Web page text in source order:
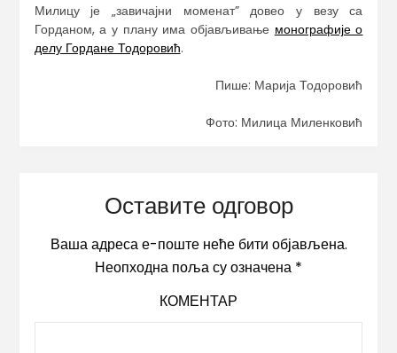
Милицу је „завичајни моменат” довео у везу са
Горданом, а у плану има објављивање монографије о
делу Гордане Тодоровић.
Пише: Марија Тодоровић
Фото: Милица Миленковић
Оставите одговор
Ваша адреса е-поште неће бити објављена.
Неопходна поља су означена *
КОМЕНТАР